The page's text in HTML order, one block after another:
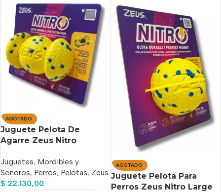
AGOTADO
Juguete Pelota De
Agarre Zeus Nitro
Juguetes, Mordibles y
Sonoros, Perros, Pelotas, Zeus
$ 22.130,00
AGOTADO
Juguete Pelota Para
Perros Zeus Nitro Large